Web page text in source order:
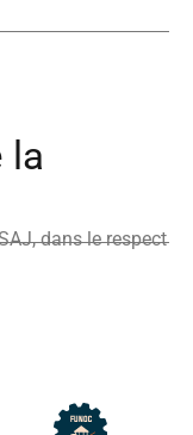
la
dans le respect